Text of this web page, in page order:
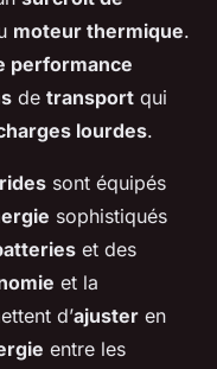
moteur thermique.
performance
de transport qui
lourdes.
sont équipés
sophistiqués
et des
et la
d’ajuster en
entre les